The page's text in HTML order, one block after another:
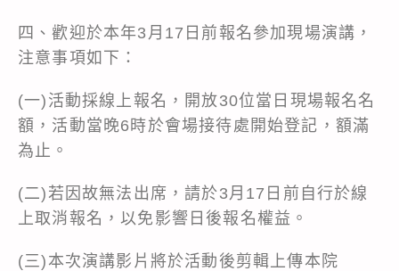
四、歡迎於本年3月17日前報名參加現場演講，
注意事項如下：
(一)活動採線上報名，開放30位當日現場報名名
額，活動當晚6時於會場接待處開始登記，額滿
為止。
(二)若因故無法出席，請於3月17日前自行於線
上取消報名，以免影響日後報名權益。
(三)本次演講影片將於活動後剪輯上傳本院